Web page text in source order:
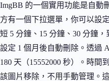
ImgBB 的一個實用功能是自動
方有一個下拉選單，你可以設
短 5 分鐘、15 分鐘、30 分鐘
設定 1 個月後自動刪除。透過
180 天（15552000 秒）。時間
該圖片移除，不用手動管理。